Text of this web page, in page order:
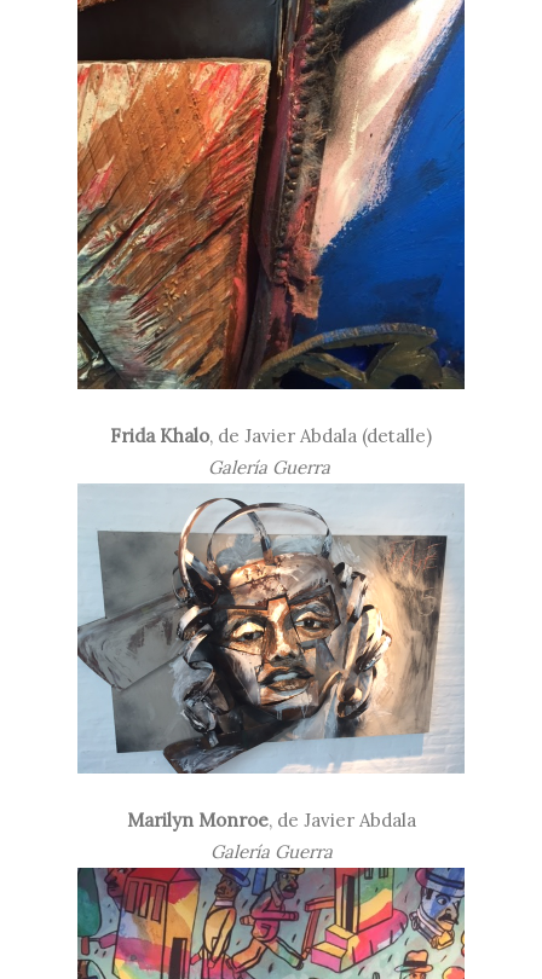
Frida Khalo, de Javier Abdala (detalle)
Galería Guerra
Marilyn Monroe, de Javier Abdala
Galería Guerra